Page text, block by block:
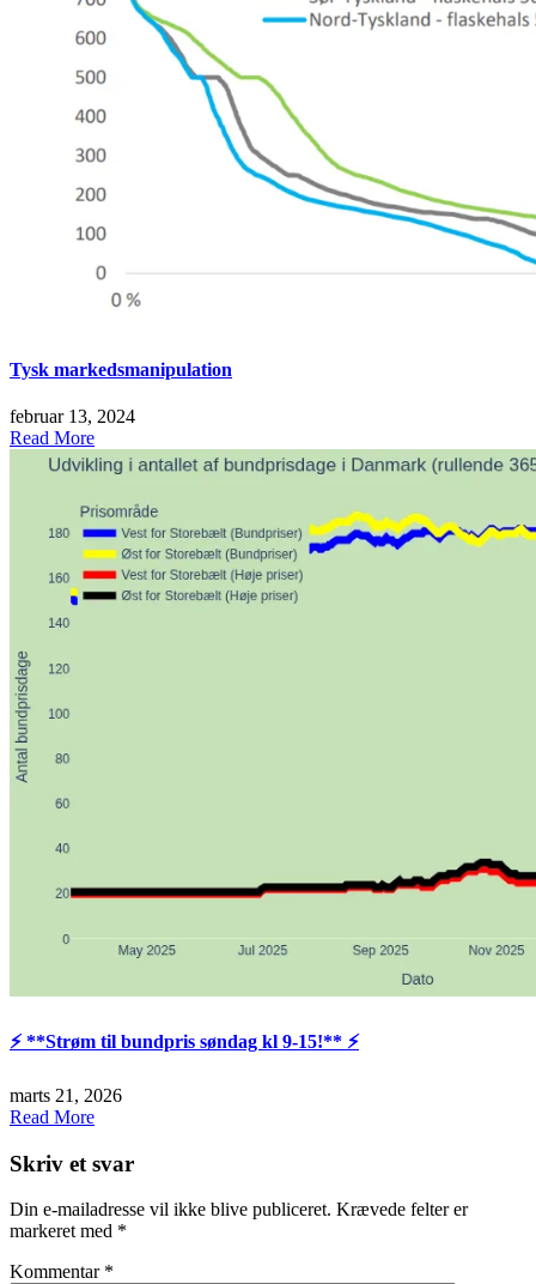
Tysk markedsmanipulation
februar 13, 2024
Read More
⚡️ **Strøm til bundpris søndag kl 9-15!** ⚡️
marts 21, 2026
Read More
Skriv et svar
Din e-mailadresse vil ikke blive publiceret. Krævede felter er
markeret med *
Kommentar *